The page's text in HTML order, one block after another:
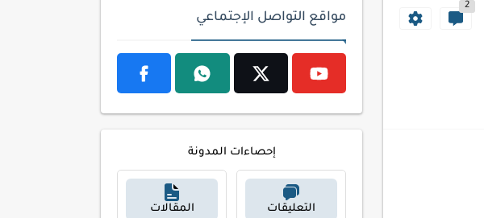
2
مواقع التواصل الإجتماعي
إحصاءات المدونة
التعليقات المقالات